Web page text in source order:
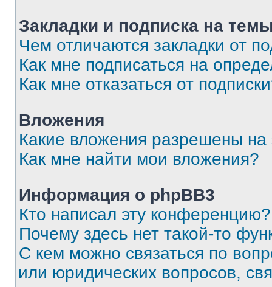
Закладки и подписка на
Чем отличаются закладки от
Как мне подписаться на
Как мне отказаться от
Вложения
Какие вложения разрешены
Как мне найти мои вложения?
Информация о phpBB3
Кто написал эту конференцию?
Почему здесь нет такой-то
С кем можно связаться по
или юридических вопросов,